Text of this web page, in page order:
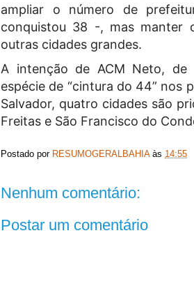
ampliar o número de
conquistou 38 -, mas manter
outras cidades grandes.
A intenção de ACM Neto,
espécie de “cintura do 44” nos
Salvador, quatro cidades são
Freitas e São Francisco do
Postado por RESUMOGERALBAHIA às 14:55
Nenhum comentário:
Postar um comentário